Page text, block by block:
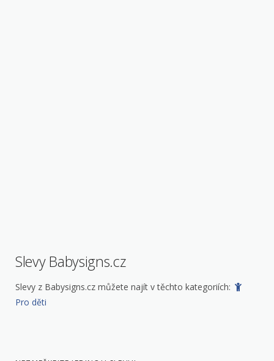
Slevy Babysigns.cz
Slevy z Babysigns.cz můžete najít v těchto kategoriích:
Pro děti